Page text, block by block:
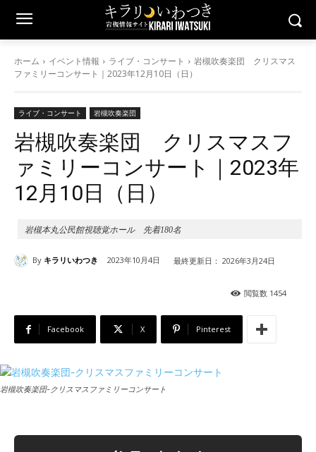
ホーム イベント情報 ライブ・コンサート
岩槻吹奏楽団 クリスマス
ファミリーコンサート｜2023年12月10日（日）
ライブ・コンサート 岩槻吹奏楽団
岩槻吹奏楽団 クリスマスフ
ァミリーコンサート｜2023年
12月10日（日）
岩槻本丸公民館視聴覚ホール 先着180名
By キラリいわつき 2023年10月4日 最終更新日： 2026年3月24日
閲覧数 1454
Facebook X Pinterest
岩槻吹奏楽団-クリスマスファミリーコンサート